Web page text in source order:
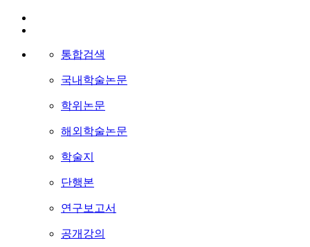
통합검색
국내학술논문
학위논문
해외학술논문
학술지
단행본
연구보고서
공개강의